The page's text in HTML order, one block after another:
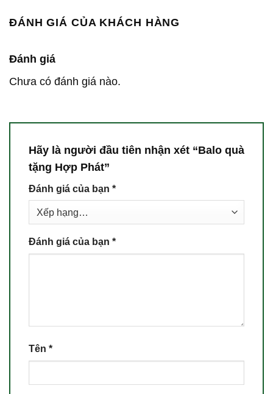
ĐÁNH GIÁ CỦA KHÁCH HÀNG
Đánh giá
Chưa có đánh giá nào.
Hãy là người đầu tiên nhận xét “Balo quà
tặng Hợp Phát”
Đánh giá của bạn *
Đánh giá của bạn *
Tên *